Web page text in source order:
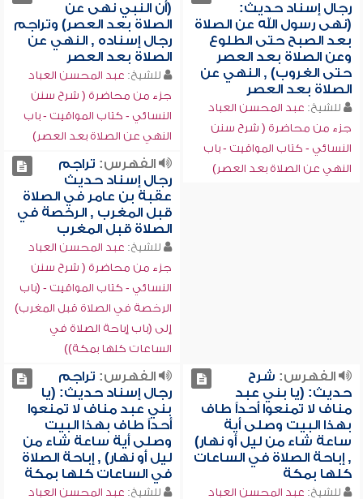
رجال إسناد حديث:
(نهى رسول الله عن الصلاة
بعد الصبح حتى الطلوع
وعن الصلاة بعد العصر
حتى الغروب) , النهي عن
الصلاة بعد العصر
للشيخ: عبد المحسن العباد
جزء من محاضرة ( شرح سنن
النسائي - كتاب المواقيت - باب
النهي عن الصلاة بعد العصر)
(أن النبي نهى عن
الصلاة بعد العصر) وتراجم
رجال إسناده , النهي عن
الصلاة بعد العصر
للشيخ: عبد المحسن العباد
جزء من محاضرة ( شرح سنن
النسائي - كتاب المواقيت - باب
النهي عن الصلاة بعد العصر)
الفهرس: تراجم
رجال إسناد حديث
عقبة بن عامر في الصلاة
قبل المغرب , الرخصة في
الصلاة قبل المغرب
للشيخ: عبد المحسن العباد
جزء من محاضرة ( شرح سنن
النسائي - كتاب المواقيت - (باب
الرخصة في الصلاة قبل المغرب)
إلى (باب إباحة الصلاة في
الساعات كلها بمكة))
الفهرس: شرح
حديث: (يا بني عبد
مناف لا تمنعوا أحداً طاف
بهذا البيت وصلى أية
ساعة شاء من ليل أو نهار)
, إباحة الصلاة في الساعات
كلها بمكة
للشيخ: عبد المحسن العباد
الفهرس: تراجم
رجال إسناد حديث: (يا
بني عبد مناف لا تمنعوا
أحداً طاف بهذا البيت
وصلى أية ساعة شاء من
ليل أو نهار) , إباحة الصلاة
في الساعات كلها بمكة
للشيخ: عبد المحسن العباد